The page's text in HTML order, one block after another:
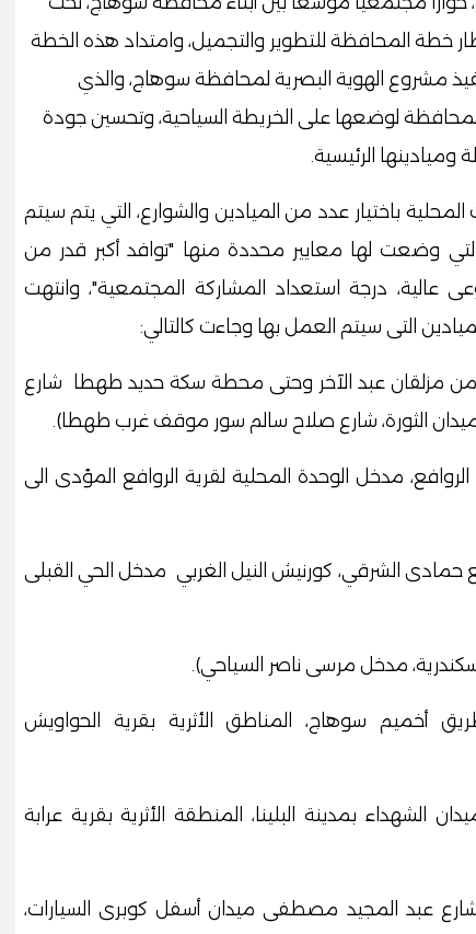
المحافظة للتطوير والتجميل، وامتداد هذه الخطة
مشروع الهوية البصرية لمحافظة سوهاج، والذي
لوضعها على الخريطة السياحية، وتحسين جودة
وميادينها الرئيسية.
باختيار عدد من الميادين والشوارع، التي يتم سيتم
وضعت لها معايير محددة منها "توافد أكبر قدر من
عالية، درجة استعداد المشاركة المجتمعية"، وانتهت
التى سيتم العمل بها وجاءت كالتالي:
من مزلقان عبد الآخر وحتى محطة سكة حديد طهطا شارع
ميدان الثورة، شارع صلاح سالم سور موقف غرب طهطا).
مدخل الوحدة المحلية لقرية الروافع المؤدى الى
الشرقي، كورنيش النيل الغربي مدخل الحي القبلى
مدخل مرسى ناصر السياحي).
أخميم سوهاج، المناطق الأثرية بقرية الحواويش
الشهداء بمدينة البلينا، المنطقة الأثرية بقرية عرابة
عبد المجيد مصطفى ميدان أسفل كوبرى السيارات،